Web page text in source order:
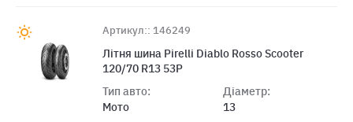
Артикул:: 146249
Літня шина Pirelli Diablo Rosso Scooter
120/70 R13 53P
Тип авто:
Мото
Діаметр:
13